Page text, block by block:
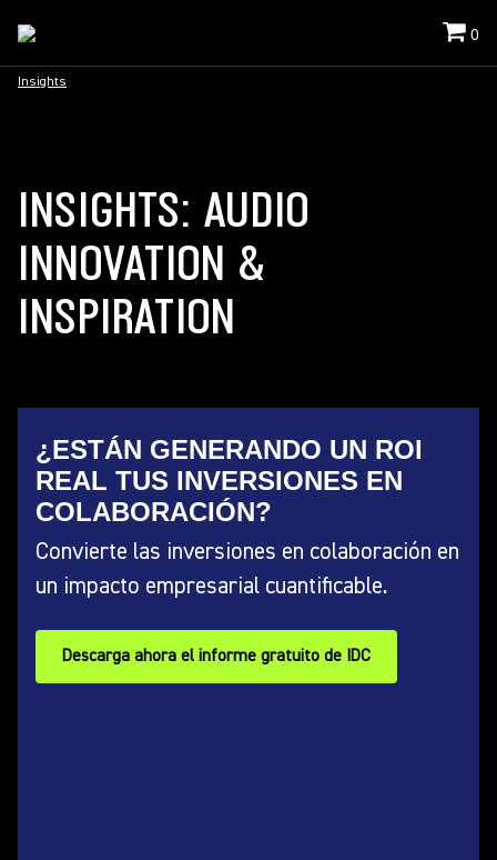
0
Insights
INSIGHTS: AUDIO
INNOVATION &
INSPIRATION
¿ESTÁN GENERANDO UN ROI
REAL TUS INVERSIONES EN
COLABORACIÓN?
Convierte las inversiones en colaboración en
un impacto empresarial cuantificable.
Descarga ahora el informe gratuito de IDC